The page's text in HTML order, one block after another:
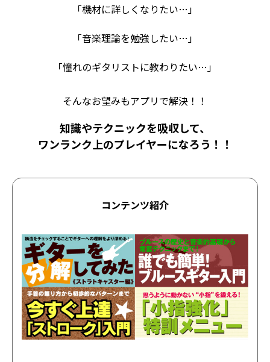
「機材に詳しくなりたい…」
「音楽理論を勉強したい…」
「憧れのギタリストに教わりたい…」
そんなお望みもアプリで解決！！
知識やテクニックを吸収して、
ワンランク上のプレイヤーになろう！！
コンテンツ紹介